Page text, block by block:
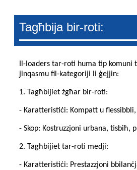
Tagħbija bir-roti:
Il-loaders tar-roti huma tip
jinqasmu fil-kategoriji li ġejjin:
1. Tagħbijiet żgħar bir-roti:
- Karatteristiċi: Kompatt u
- Skop: Kostruzzjoni urbana, tisbiħ,
2. Tagħbijiet tar-roti medji:
- Karatteristiċi: Prestazzjoni